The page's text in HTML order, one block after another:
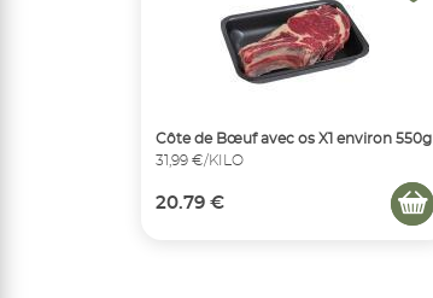
Côte de Bœuf avec os X1 environ 550g
31,99 €/KILO
20.79 €